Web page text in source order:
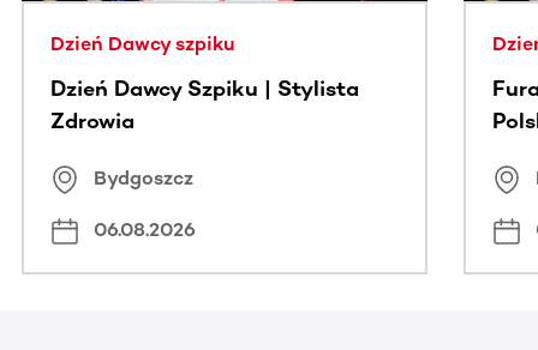
Dzień Dawcy szpiku
Dzień Dawcy Szpiku | Stylista
Zdrowia
Bydgoszcz
06.08.2026